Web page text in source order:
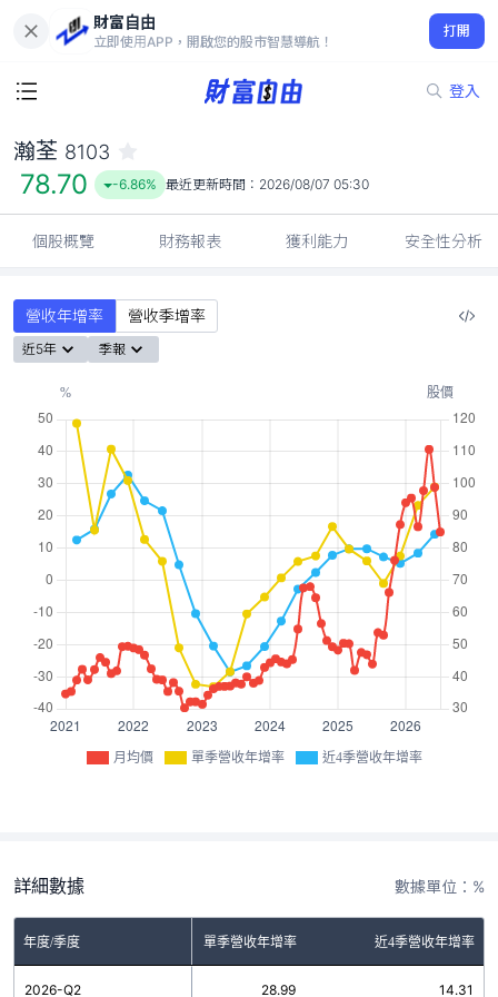
財富自由
立即使用APP，開啟您的股市智慧導航！
打開
登入
78.70
-6.86%
瀚荃 8103
78.70 -6.86% 最近更新時間： 2026/08/07 05:30
個股概覽 財務報表 獲利能力 安全性分析
營收年增率 營收季增率
近5年 季報
月均價 單季營收年增率 近4季營收年增率
詳細數據 數據單位：%
年度/季度 單季營收年增率 近4季營收年增率
2026-Q2 28.99 14.31